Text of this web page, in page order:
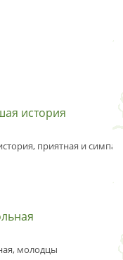
история
приятная и
молодцы